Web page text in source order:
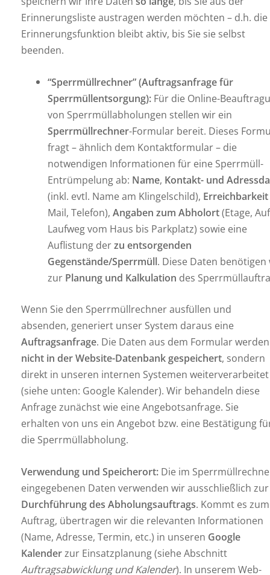
Erinnerungsliste austragen werden möchten – d.h. die
Erinnerungsfunktion bleibt aktiv, bis Sie sie selbst
beenden.
“Sperrmüllrechner” (Auftragsanfrage für
Sperrmüllentsorgung): Für die Online-
von Sperrmüllabholungen stellen wir ein
Sperrmüllrechner-Formular bereit. Dieses
fragt – ähnlich dem Kontaktformular – die
notwendigen Informationen für eine Sperrmüll-
Entrümpelung ab: Name, Kontakt- und
(inkl. evtl. Name am Klingelschild), Erreichbarkeit
Mail, Telefon),Angaben zum Abholort(Etage,
Laufweg vom Haus bis Parkplatz) sowie eine
Auflistung derzu entsorgenden
Gegenstände/Sperrmüll. Diese Daten benötigen
zur Planung und Kalkulation des
Wenn Sie den Sperrmüllrechner ausfüllen und
absenden, generiert unser System daraus eine
Auftragsanfrage. Die Daten aus dem Formular werden
nicht in der Website-Datenbank gespeichert, sondern
direkt in unseren internen Systemen weiterverarbeitet
(siehe unten: Google Kalender). Wir behandeln diese
Anfrage zunächst wie eine Angebotsanfrage. Sie
erhalten von uns ein Angebot bzw. eine Bestätigung
die Sperrmüllabholung.
Verwendung und Speicherort:Die im
eingegebenen Daten verwenden wir ausschließlich zur
Durchführung des Abholungsauftrags. Kommt es zum
Auftrag, übertragen wir die relevanten Informationen
(Name, Adresse, Termin, etc.) in unseren Google
Kalenderzur Einsatzplanung (siehe Abschnitt
Auftragsabwicklung und Kalender). In unserem Web-